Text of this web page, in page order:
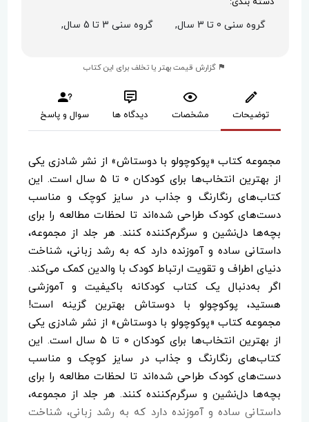
گروه سنی 0 تا 3 سال, گروه سنی 3 تا 5 سال,
گزارش قیمت بهتر یا تخلف برای این کتاب
توضیحات مشخصات دیدگاه ها سوال و پاسخ
مجموعه کتاب «پوکوچولو با دوستاش» از نشر شادزی یکی
از بهترین انتخاب‌ها برای کودکان ۰ تا ۵ سال است. این
کتاب‌های رنگارنگ و جذاب در سایز کوچک و مناسب
دست‌های کودک طراحی شده‌اند تا لحظات مطالعه را برای
بچه‌ها دل‌نشین و سرگرم‌کننده کنند. هر جلد از مجموعه،
داستانی ساده و آموزنده دارد که به رشد زبانی، شناخت
دنیای اطراف و تقویت ارتباط کودک با والدین کمک می‌کند.
اگر به‌دنبال یک کتاب کودکانه باکیفیت و آموزشی
هستید، پوکوچولو با دوستاش بهترین گزینه است!
مجموعه کتاب «پوکوچولو با دوستاش» از نشر شادزی یکی
از بهترین انتخاب‌ها برای کودکان ۰ تا ۵ سال است. این
کتاب‌های رنگارنگ و جذاب در سایز کوچک و مناسب
دست‌های کودک طراحی شده‌اند تا لحظات مطالعه را برای
بچه‌ها دل‌نشین و سرگرم‌کننده کنند. هر جلد از مجموعه،
داستانی ساده و آموزنده دارد که به رشد زبانی، شناخت